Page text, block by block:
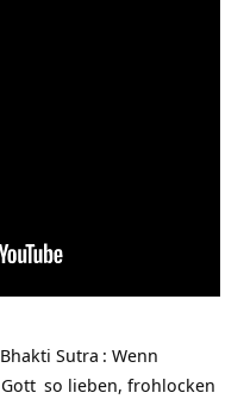
Bhakti Sutra : Wenn
Gott so lieben, frohlocken